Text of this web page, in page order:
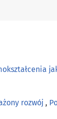
rozwój ,